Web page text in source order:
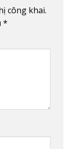
công khai.
*